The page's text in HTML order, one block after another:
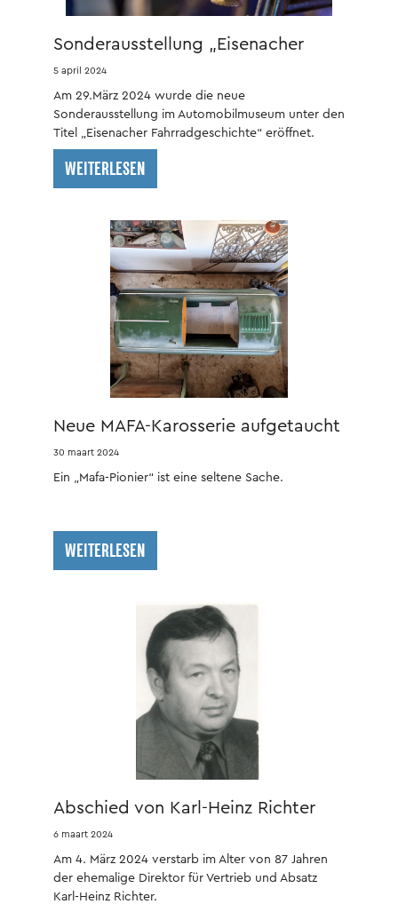
Sonderausstellung „Eisenacher
Fahrradgeschichte“ eröffnet
5 april 2024
Am 29.März 2024 wurde die neue
Sonderausstellung im Automobilmuseum unter den
Titel „Eisenacher Fahrradgeschichte“ eröffnet.
WEITERLESEN
Neue MAFA-Karosserie aufgetaucht
30 maart 2024
Ein „Mafa-Pionier“ ist eine seltene Sache.
WEITERLESEN
Abschied von Karl-Heinz Richter
6 maart 2024
Am 4. März 2024 verstarb im Alter von 87 Jahren
der ehemalige Direktor für Vertrieb und Absatz
Karl-Heinz Richter.